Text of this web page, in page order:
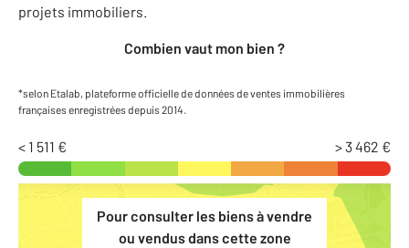
projets immobiliers.
Combien vaut mon bien ?
*selon Etalab, plateforme officielle de données de ventes immobilières
françaises enregistrées depuis 2014.
< 1 511 € > 3 462 €
Pour consulter les biens à vendre
ou vendus dans cette zone